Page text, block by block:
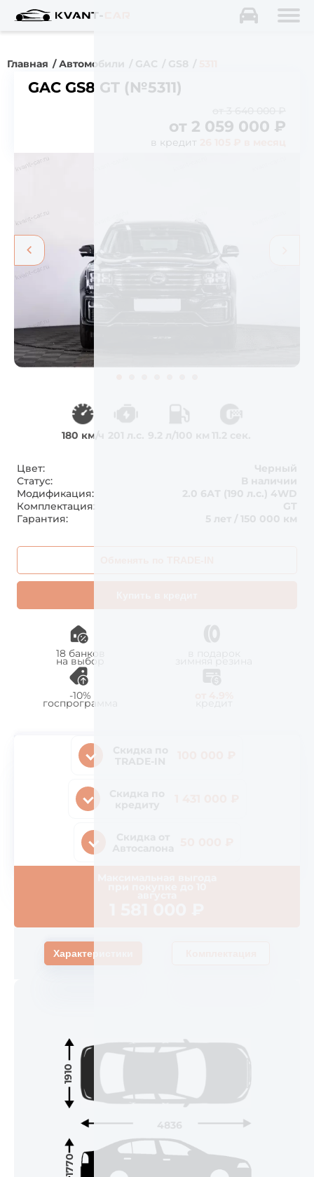
Главная Автомобили GAC GS8
GAC GS8 GT (№5311)
от 2 059 000 ₽
в кредит
180 км/ч
Цвет:
Черный
Статус:
В наличии
Модификация:
2.0 6АТ (190 л.с.) 4WD
Комплектация:
GT
Гарантия:
5 лет / 150 000 км
18 банков
на выбор
-10%
госпрограмма
Характеристики
1910
1770